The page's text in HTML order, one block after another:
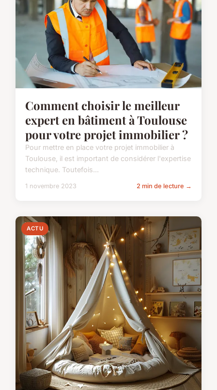
Comment choisir le meilleur
expert en bâtiment à Toulouse
pour votre projet immobilier ?
Pour mettre en place votre projet immobilier à
Toulouse, il est important de considérer l'expertise
technique. Toutefois...
1 novembre 2023 2 min de lecture →
ACTU